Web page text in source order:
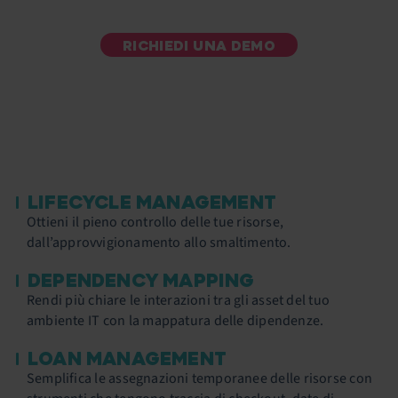
RICHIEDI UNA DEMO
LIFECYCLE MANAGEMENT
Ottieni il pieno controllo delle tue risorse,
dall’approvvigionamento allo smaltimento.
DEPENDENCY MAPPING
Rendi più chiare le interazioni tra gli asset del tuo
ambiente IT con la mappatura delle dipendenze.
LOAN MANAGEMENT
Semplifica le assegnazioni temporanee delle risorse con